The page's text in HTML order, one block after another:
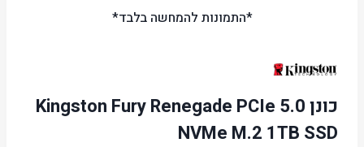
*התמונות להמחשה בלבד*
כונן Kingston Fury Renegade PCIe 5.0
NVMe M.2 1TB SSD